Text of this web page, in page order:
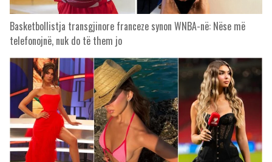
Basketbollistja transgjinore franceze synon WNBA-në: Nëse më
telefonojnë, nuk do të them jo